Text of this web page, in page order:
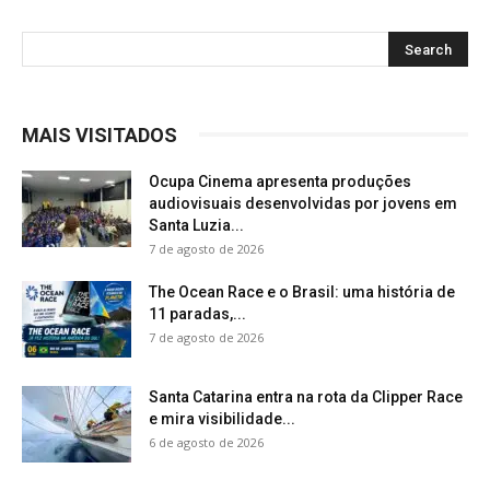
MAIS VISITADOS
Ocupa Cinema apresenta produções
audiovisuais desenvolvidas por jovens em
Santa Luzia...
7 de agosto de 2026
The Ocean Race e o Brasil: uma história de
11 paradas,...
7 de agosto de 2026
Santa Catarina entra na rota da Clipper Race
e mira visibilidade...
6 de agosto de 2026